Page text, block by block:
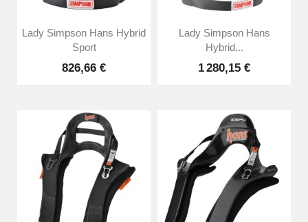
Lady Simpson Hans Hybrid
Sport
826,66 €
Lady Simpson Hans
Hybrid...
1 280,15 €